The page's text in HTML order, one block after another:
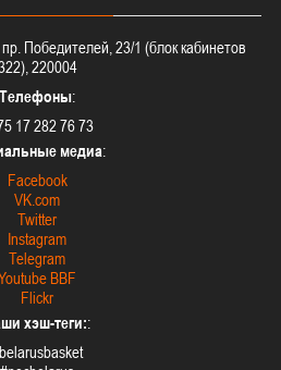
Победителей, 23/1 (блок кабинетов
220004
Телефоны:
17 282 76 73
медиа:
Facebook
VK.com
Twitter
Instagram
Telegram
BBF
Flickr
хэш-теги::